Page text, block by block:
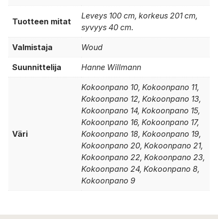
Tuotteen mitat
Leveys 100 cm, korkeus 201 cm,
syvyys 40 cm.
Valmistaja Woud
Suunnittelija Hanne Willmann
Väri
Kokoonpano 10, Kokoonpano 11,
Kokoonpano 12, Kokoonpano 13,
Kokoonpano 14, Kokoonpano 15,
Kokoonpano 16, Kokoonpano 17,
Kokoonpano 18, Kokoonpano 19,
Kokoonpano 20, Kokoonpano 21,
Kokoonpano 22, Kokoonpano 23,
Kokoonpano 24, Kokoonpano 8,
Kokoonpano 9